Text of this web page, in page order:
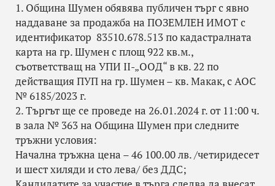
1. Община Шумен обявява публичен търг с явно
наддаване за продажба на ПОЗЕМЛЕН ИМОТ с
идентификатор 83510.678.513 по кадастралната
карта на гр. Шумен с площ 922 кв.м.,
съответстващ на УПИ II-„ООД“ в кв. 22 по
действащия ПУП на гр. Шумен – кв. Макак, с АОС
№ 6185/2023 г.
2. Търгът ще се проведе на 26.01.2024 г. от 11:00 ч.
в зала № 363 на Община Шумен при следните
тръжни условия:
Начална тръжна цена – 46 100.00 лв. /четиридесет
и шест хиляди и сто лева/ без ДДС;